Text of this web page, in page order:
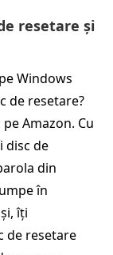
resetare și
Windows
de resetare?
Amazon. Cu
disc de
din
în
îți
de resetare